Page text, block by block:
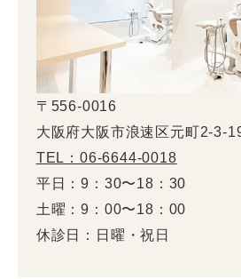
〒556-0016
大阪府大阪市浪速区元町2-
TEL：06-6644-0018
平日：9：30〜18：30
土曜：9：00〜18：00
休診日：日曜・祝日